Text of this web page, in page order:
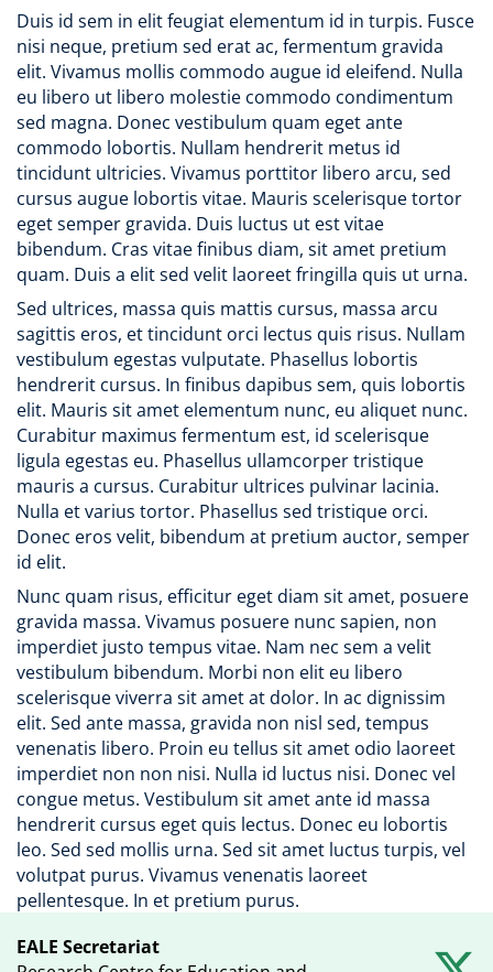
Duis id sem in elit feugiat elementum id in turpis. Fusce
nisi neque, pretium sed erat ac, fermentum gravida
elit. Vivamus mollis commodo augue id eleifend. Nulla
eu libero ut libero molestie commodo condimentum
sed magna. Donec vestibulum quam eget ante
commodo lobortis. Nullam hendrerit metus id
tincidunt ultricies. Vivamus porttitor libero arcu, sed
cursus augue lobortis vitae. Mauris scelerisque tortor
eget semper gravida. Duis luctus ut est vitae
bibendum. Cras vitae finibus diam, sit amet pretium
quam. Duis a elit sed velit laoreet fringilla quis ut urna.
Sed ultrices, massa quis mattis cursus, massa arcu
sagittis eros, et tincidunt orci lectus quis risus. Nullam
vestibulum egestas vulputate. Phasellus lobortis
hendrerit cursus. In finibus dapibus sem, quis lobortis
elit. Mauris sit amet elementum nunc, eu aliquet nunc.
Curabitur maximus fermentum est, id scelerisque
ligula egestas eu. Phasellus ullamcorper tristique
mauris a cursus. Curabitur ultrices pulvinar lacinia.
Nulla et varius tortor. Phasellus sed tristique orci.
Donec eros velit, bibendum at pretium auctor, semper
id elit.
Nunc quam risus, efficitur eget diam sit amet, posuere
gravida massa. Vivamus posuere nunc sapien, non
imperdiet justo tempus vitae. Nam nec sem a velit
vestibulum bibendum. Morbi non elit eu libero
scelerisque viverra sit amet at dolor. In ac dignissim
elit. Sed ante massa, gravida non nisl sed, tempus
venenatis libero. Proin eu tellus sit amet odio laoreet
imperdiet non non nisi. Nulla id luctus nisi. Donec vel
congue metus. Vestibulum sit amet ante id massa
hendrerit cursus eget quis lectus. Donec eu lobortis
leo. Sed sed mollis urna. Sed sit amet luctus turpis, vel
volutpat purus. Vivamus venenatis laoreet
pellentesque. In et pretium purus.
EALE Secretariat